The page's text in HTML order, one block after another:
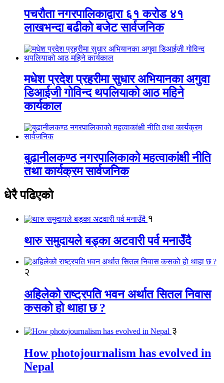
पचरौता नगरपालिकाद्वारा ६१ करोड ४१
लाखभन्दा बढीको बजेट सार्वजनिक
मधेश प्रदेश प्रहरीमा सुधार अभियानका अगुवा
डिआईजी गोविन्द थपलियाको आठ महिने
कार्यकाल
बुढानीलकण्ठ नगरपालिकाको महत्वाकांक्षी नीति
तथा कार्यक्रम सार्वजनिक
धेरै पढिएको
१
थारु समुदायले बड्का अटवारी पर्व मनाउँदै
२
अहिलेको राष्ट्रपति भवन अर्थात सितल निवास
कसको हो थाहा छ ?
३
How photojournalism has evolved in
Nepal